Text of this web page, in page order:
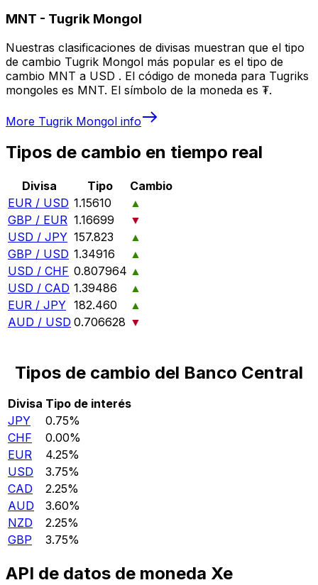
MNT - Tugrik Mongol
Nuestras clasificaciones de divisas muestran que el tipo
de cambio Tugrik Mongol más popular es el tipo de
cambio MNT a USD . El código de moneda para Tugriks
mongoles es MNT. El símbolo de la moneda es ₮.
More Tugrik Mongol info
Tipos de cambio en tiempo real
Divisa Tipo
Cambio
EUR / USD 1.15610
▲
GBP / EUR 1.16699
▼
USD / JPY 157.823
▲
GBP / USD 1.34916
▲
USD / CHF 0.807964 ▲
USD / CAD 1.39486
▲
EUR / JPY 182.460
▲
AUD / USD 0.706628 ▼
Tipos de cambio del Banco Central
Divisa Tipo de interés
JPY
0.75%
CHF
0.00%
EUR
4.25%
USD
3.75%
CAD
2.25%
AUD
3.60%
NZD
2.25%
GBP
3.75%
API de datos de moneda Xe